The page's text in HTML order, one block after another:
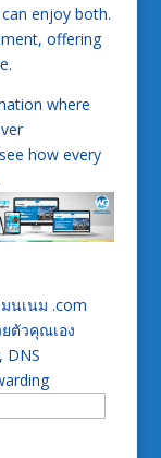
enjoy both.
offering
where
how every
นเนม .com
ตัวคุณเอง
DNS